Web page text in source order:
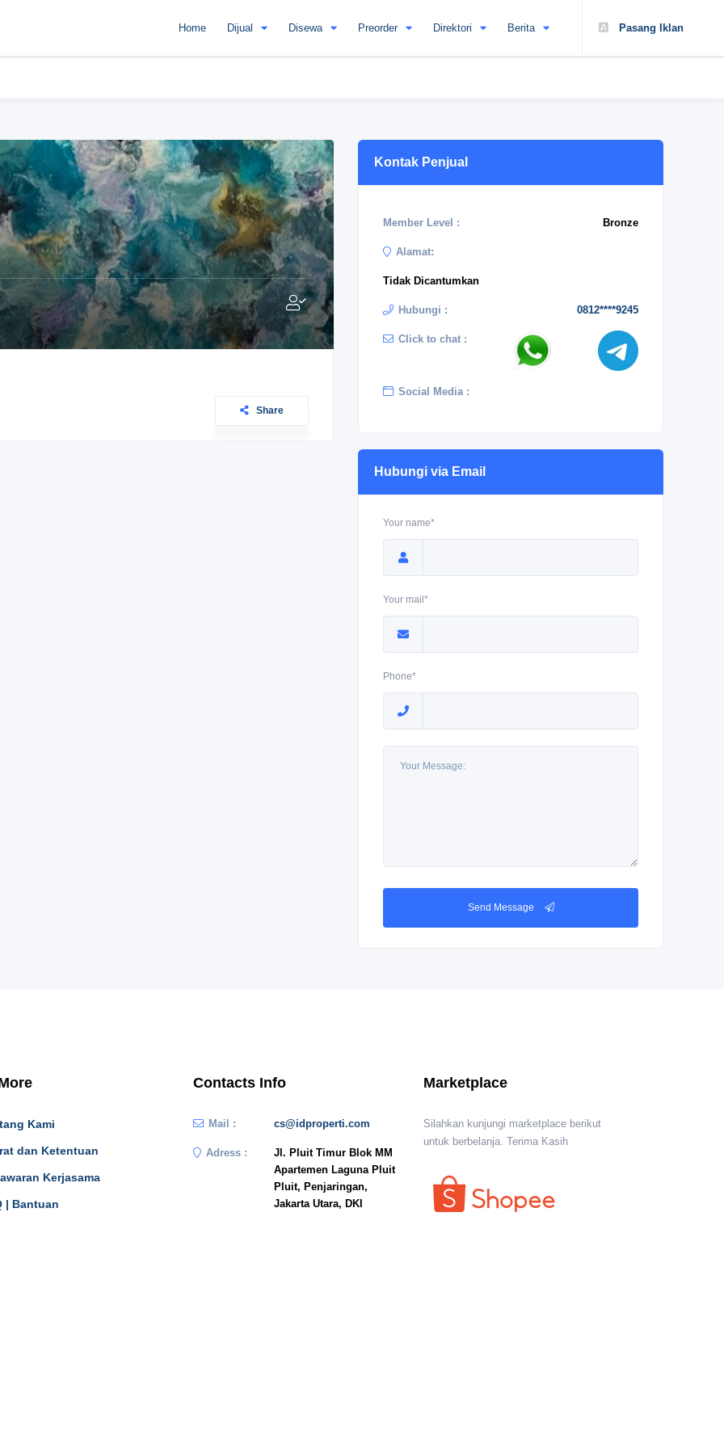
Pasang Iklan
Home Dijual Disewa Preorder Direktori Berita
Share
Kontak Penjual
Member Level : Bronze
Alamat:
Tidak Dicantumkan
Hubungi : 0812****9245
Click to chat :
Social Media :
Hubungi via Email
Your name*
Your mail*
Phone*
Send Message
Kami
dan Ketentuan
Kerjasama
| Bantuan
Contacts Info
Mail : cs@idproperti.com
Adress :
Jl. Pluit Timur Blok MM
Apartemen Laguna Pluit
Pluit, Penjaringan,
Jakarta Utara, DKI
Marketplace
Silahkan kunjungi marketplace berikut
untuk berbelanja. Terima Kasih